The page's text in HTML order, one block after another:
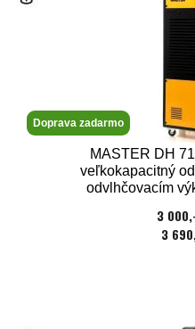
Doprava zadarmo
MASTER DH
veľkokapacitný
odvlhčovacím
3
3